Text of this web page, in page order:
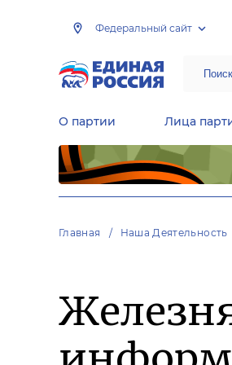
Федеральный сайт
О партии Лица
Главная Наша Деятельность